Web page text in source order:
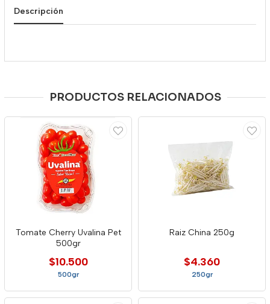
Descripción
PRODUCTOS RELACIONADOS
Tomate Cherry Uvalina Pet
500gr
$10.500
500gr
Raiz China 250g
$4.360
250gr